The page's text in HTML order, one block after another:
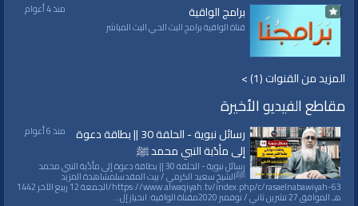
منذ 4 أعوام برامج الواقية
قناة الواقية برامج البث الحي البث المباشر
المزيد من القنوات (1) >
مقاطع الفيديو الأخيرة
منذ 6 أعوام
رسائل نبوية - الحلقة 30 || بطاقة دعوة
إلى مأدُبة النبي محمد ﷺ
رسائل نبوية - الحلقة 30 || بطاقة دعوة إلى مأدُبة النبي محمد
ﷺالشيخ سعيد الكرمي / بيت المقدسلمشاهدة المزيد
https://www.alwaqiyah.tv/index.php/c/rasaelnabawiyah-63/الجمعة 12 ربيع الآخر 1442
هـ الموافق 27 تشرين ثاني / نوفمبر 2020مقناة الواقية: انحياز إل...